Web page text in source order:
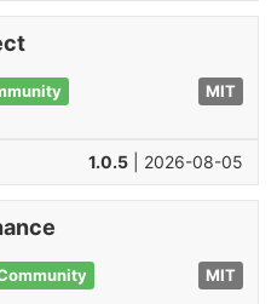
MIT
1.0.5 | 2026-08-05
MIT